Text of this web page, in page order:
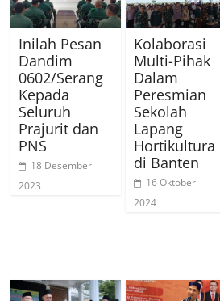
Inilah Pesan
Dandim
0602/Serang
Kepada
Seluruh
Prajurit dan
PNS
18 Desember
2023
Kolaborasi
Multi-Pihak
Dalam
Peresmian
Sekolah
Lapang
Hortikultura
di Banten
16 Oktober
2024